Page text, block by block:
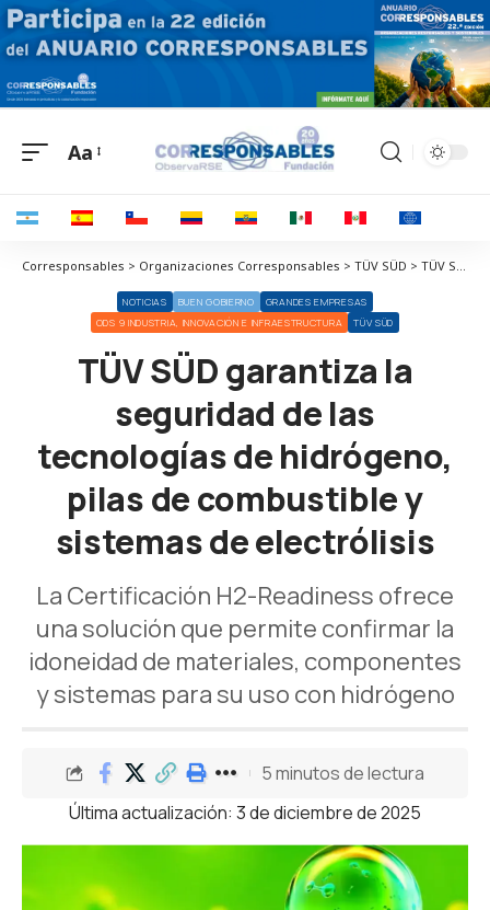
Aa
Corresponsables > Organizaciones Corresponsables > TÜV SÜD > TÜV SÜD garantiza la seguridad de las tecnologías de hidrógeno, pilas de combustible y sistemas de electrólisis
NOTICIAS BUEN GOBIERNO
GRANDES EMPRESAS
ODS 9 INDUSTRIA, INNOVACIÓN E INFRAESTRUCTURA
TÜV SÜD
TÜV SÜD garantiza la
seguridad de las
tecnologías de hidrógeno,
pilas de combustible y
sistemas de electrólisis
La Certificación H2-Readiness ofrece
una solución que permite confirmar la
idoneidad de materiales, componentes
y sistemas para su uso con hidrógeno
Última actualización: 3 de diciembre de 2025
5 minutos de lectura